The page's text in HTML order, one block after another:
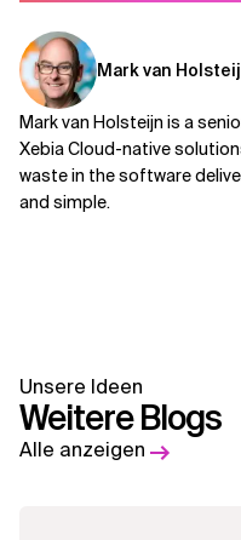
Mark van
Mark van Holsteijn is a
Xebia Cloud-native
waste in the software
and simple.
Unsere Ideen
Weitere Blogs
Alle anzeigen